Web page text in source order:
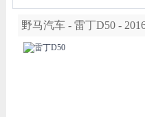
野马汽车 - 雷丁D50 -